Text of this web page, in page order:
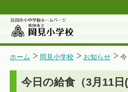
浜田市小中学校ホームページ
ホーム 岡見小学校 お知らせ 今
今日の給食（3月11日(